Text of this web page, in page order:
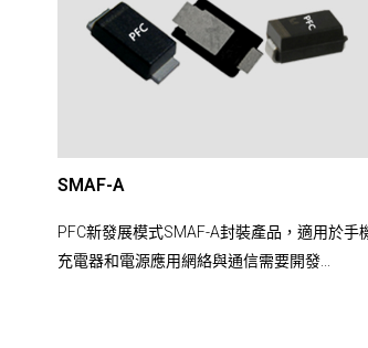
SMAF-A
PFC新發展模式SMAF-A封裝產品，適用於手
充電器和電源應用網絡與通信需要開發...